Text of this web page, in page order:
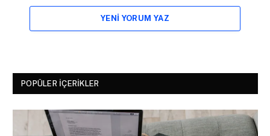
YENI YORUM YAZ
POPÜLER İÇERIKLER